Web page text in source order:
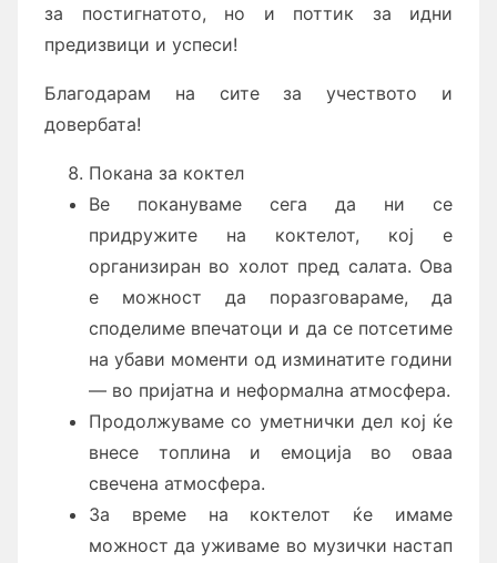
за постигнатото, но и поттик за идни
предизвици и успеси!
Благодарам на сите за учеството и
довербата!
Покана за коктел
Ве покануваме сега да ни се
придружите на коктелот, кој е
организиран во холот пред салата. Ова
е можност да поразговараме, да
споделиме впечатоци и да се потсетиме
на убави моменти од изминатите години
— во пријатна и неформална атмосфера.
Продолжуваме со уметнички дел кој ќе
внесе топлина и емоција во оваа
свечена атмосфера.
За време на коктелот ќе имаме
можност да уживаме во музички настап